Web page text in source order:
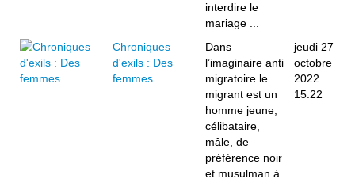
interdire le
mariage ...
Chroniques
d'exils : Des
femmes
Dans
l’imaginaire anti
migratoire le
migrant est un
homme jeune,
célibataire,
mâle, de
préférence noir
et musulman à
jeudi 27
octobre
2022
15:22